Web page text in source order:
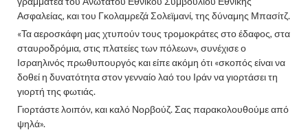
Ασφαλείας, και του Γκολαμρεζά Σολεϊμανί, της δύναμης Μπασίτζ.
«Τα αεροσκάφη μας χτυπούν τους τρομοκράτες στο έδαφος, στα
σταυροδρόμια, στις πλατείες των πόλεων», συνέχισε ο
Ισραηλινός πρωθυπουργός και είπε ακόμη ότι «σκοπός είναι να
δοθεί η δυνατότητα στον γενναίο λαό του Ιράν να γιορτάσει τη
γιορτή της φωτιάς.
Γιορτάστε λοιπόν, και καλό Νορβούζ. Σας παρακολουθούμε από
ψηλά».